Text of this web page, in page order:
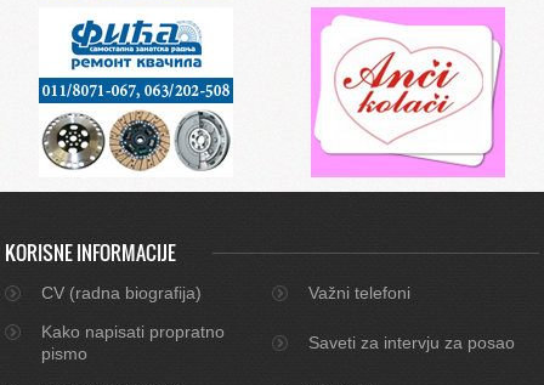
KORISNE INFORMACIJE
CV (radna biografija)
Važni telefoni
Kako napisati propratno
pismo
Saveti za intervju za posao